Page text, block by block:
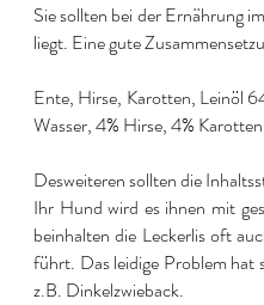
Sie sollten bei der Ernährung
liegt. Eine gute
Ente, Hirse, Karotten, Leinöl
Wasser, 4% Hirse, 4%
Desweiteren sollten die
Ihr Hund wird es ihnen mit
beinhalten die Leckerlis oft
führt. Das leidige Problem hat
z.B. Dinkelzwieback.